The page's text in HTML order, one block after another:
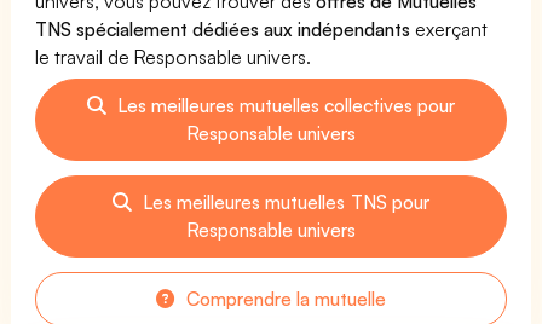
TNS spécialement dédiées aux indépendants exerçant
le travail de Responsable univers.
Les meilleures mutuelles collectives pour
Responsable univers
Les meilleures mutuelles TNS pour
Responsable univers
Comprendre la mutuelle